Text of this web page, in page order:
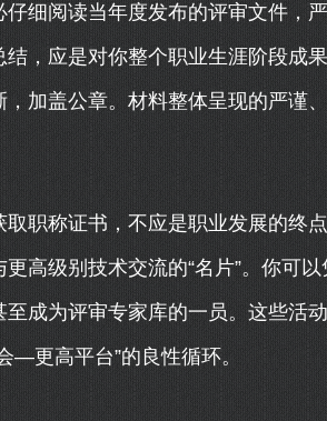
细阅读当年度发布的评审文件，
，应是对你整个职业生涯阶段成
加盖公章。材料整体呈现的严谨
职称证书，不应是职业发展的终
高级别技术交流的“名片”。你可
成为评审专家库的一员。这些活
更高平台”的良性循环。